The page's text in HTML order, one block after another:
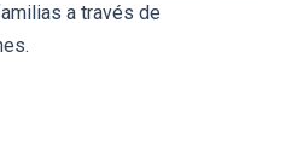
a través de